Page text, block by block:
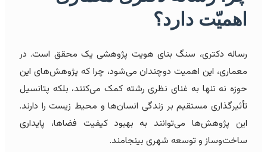
اهمیّت دارد؟
رساله دکتری، سنگ بنای هویت پژوهشی یک محقق است. در
معماری، این اهمیت دوچندان می‌شود، چرا که پژوهش‌های این
حوزه نه تنها به غنای نظری رشته کمک می‌کنند، بلکه پتانسیل
تأثیرگذاری مستقیم بر زندگی انسان‌ها و محیط زیست را دارند.
این پژوهش‌ها می‌توانند به بهبود کیفیت فضاها، پایداری
ساخت‌وساز و توسعه شهری بینجامند.